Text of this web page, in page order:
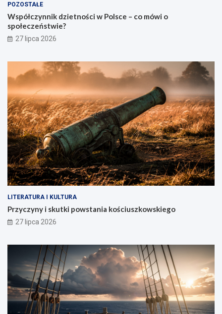
POZOSTAŁE
Współczynnik dzietności w Polsce – co mówi o
społeczeństwie?
27 lipca 2026
LITERATURA I KULTURA
Przyczyny i skutki powstania kościuszkowskiego
27 lipca 2026